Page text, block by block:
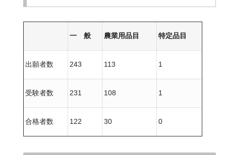
一 般 農業用品目 特定品目
出願者数 243 113 1
受験者数 231 108 1
合格者数 122 30 0